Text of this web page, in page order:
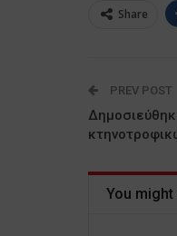
Share
PREV POST
You